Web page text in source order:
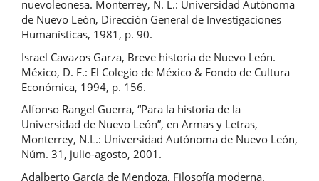
nuevoleonesa. Monterrey, N. L.: Universidad Autónoma
de Nuevo León, Dirección General de Investigaciones
Humanísticas, 1981, p. 90.
Israel Cavazos Garza, Breve historia de Nuevo León.
México, D. F.: El Colegio de México & Fondo de Cultura
Económica, 1994, p. 156.
Alfonso Rangel Guerra, “Para la historia de la
Universidad de Nuevo León”, en Armas y Letras,
Monterrey, N.L.: Universidad Autónoma de Nuevo León,
Núm. 31, julio-agosto, 2001.
Adalberto García de Mendoza, Filosofía moderna.